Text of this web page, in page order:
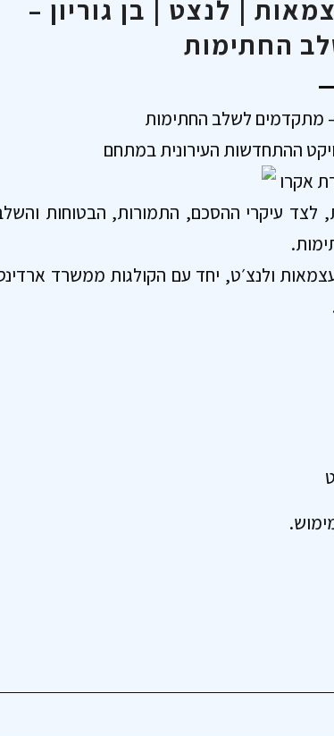
| לנצט | בן גוריון –
החתימות
– מתקדמים לשלב החתימות
ההתחדשות העירונית במתחם
אקרו
לצד עיקרי ההסכם, התמורות, הבטוחות
ולנצ׳ט, יחד עם הקולגות ממשרד